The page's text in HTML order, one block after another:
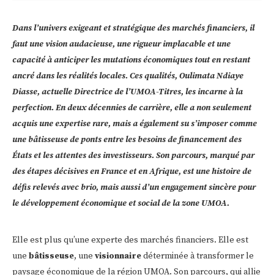
Dans l’univers exigeant et stratégique des marchés financiers, il
faut une vision audacieuse, une rigueur implacable et une
capacité à anticiper les mutations économiques tout en restant
ancré dans les réalités locales. Ces qualités, Oulimata Ndiaye
Diasse, actuelle Directrice de l’UMOA-Titres, les incarne à la
perfection. En deux décennies de carrière, elle a non seulement
acquis une expertise rare, mais a également su s’imposer comme
une bâtisseuse de ponts entre les besoins de financement des
États et les attentes des investisseurs. Son parcours, marqué par
des étapes décisives en France et en Afrique, est une histoire de
défis relevés avec brio, mais aussi d’un engagement sincère pour
le développement économique et social de la zone UMOA.
Elle est plus qu’une experte des marchés financiers. Elle est
une bâtisseuse, une visionnairedéterminée à transformer le
paysage économique de la région UMOA. Son parcours, qui allie